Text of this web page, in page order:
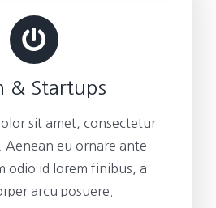
& Startups
sit amet, consectetur
Aenean eu ornare ante.
odio id lorem finibus, a
arcu posuere.